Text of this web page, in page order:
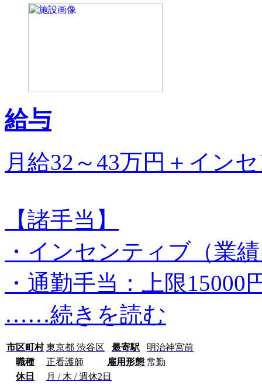
給与
月給32～43万円＋イン
【諸手当】
・インセンティブ（業
・通勤手当：上限15000
……続きを読む
市区町村 東京都 渋谷区 最寄駅
明治神宮前
職種
正看護師 雇用形態 常勤
休日
月 / 木 / 週休2日